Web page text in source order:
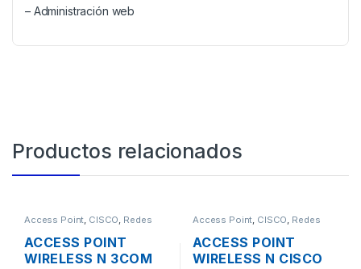
– Administración web
Productos relacionados
Access Point, CISCO, Redes
ACCESS POINT
WIRELESS N 3COM
Access Point, CISCO, Redes
ACCESS POINT
WIRELESS N CISCO